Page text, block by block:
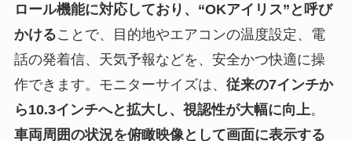
ロール機能に対応しており、“OKアイリス”と呼び
かけることで、目的地やエアコンの温度設定、電
話の発着信、天気予報などを、安全かつ快適に操
作できます。モニターサイズは、 従来の7インチか
ら10.3インチへと拡大し、視認性が大幅に向上。
車両周囲の状況を俯瞰映像として画面に表示する